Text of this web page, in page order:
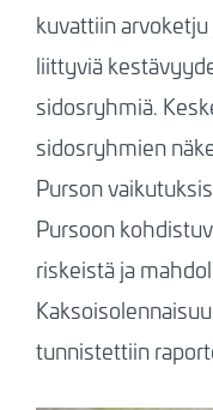
kuvattiin
liittyviä
sidosryhmiä.
sidosryhmien
Purson
Pursoon
riskeistä ja
tunnistettiin